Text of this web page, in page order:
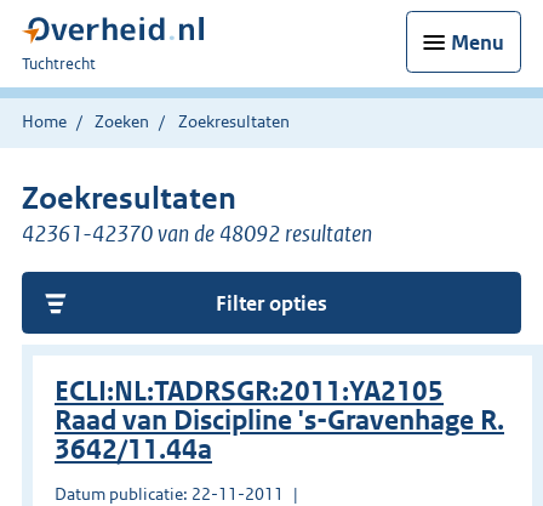
Menu
U
bent
hier:
Tuchtrecht
Home Zoeken Zoekresultaten
Zoekresultaten
42361-42370 van de 48092 resultaten
Filter opties
ECLI:NL:TADRSGR:2011:YA2105
Raad van Discipline 's-Gravenhage R.
3642/11.44a
Datum publicatie: 22-11-2011